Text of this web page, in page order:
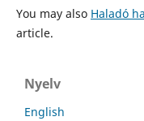
You may also Haladó
article.
Nyelv
English